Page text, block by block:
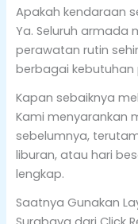
Apakah kendaraan
Ya. Seluruh armada
perawatan rutin
berbagai kebutuhan
Kapan sebaiknya
Kami menyarankan
sebelumnya,
liburan, atau hari
lengkap.
Saatnya Gunakan